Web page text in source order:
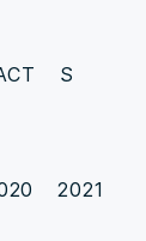
S
2021